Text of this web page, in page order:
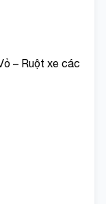
– Ruột xe các